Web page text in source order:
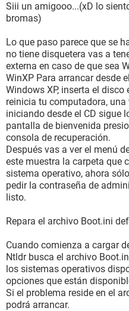
Siii un amigooo...(xD lo
bromas)
Lo que paso parece que se
no tiene disquetera vas a
externa en caso de que sea
WinXP Para arrancar desde
Windows XP, inserta el disco
reinicia tu computadora, una
iniciando desde el CD sigue
pantalla de bienvenida
consola de recuperación.
Después vas a ver el menú
este muestra la carpeta que
sistema operativo, ahora
pedir la contraseña de
listo.
Repara el archivo Boot.ini
Cuando comienza a cargar
Ntldr busca el archivo
los sistemas operativos
opciones que están
Si el problema reside en el
podrá arrancar.